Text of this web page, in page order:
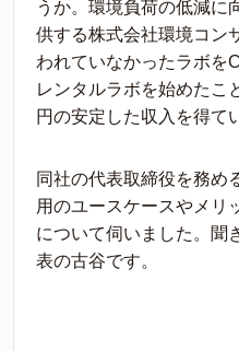
うか。環境負荷の低減に
供する株式会社環境コン
われていなかったラボを
レンタルラボを始めたこ
円の安定した収入を得て
同社の代表取締役を務め
用のユースケースやメリ
について伺いました。聞
表の古谷です。